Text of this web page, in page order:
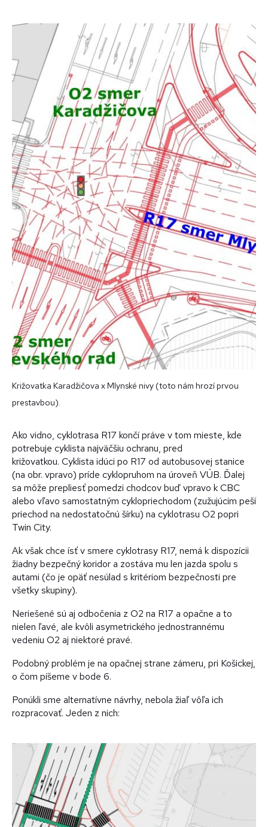
Križovatka Karadžičova x Mlynské nivy (toto nám hrozí prvou
prestavbou).
Ako vidno, cyklotrasa R17 končí práve v tom mieste, kde
potrebuje cyklista najväčšiu ochranu, pred
križovatkou. Cyklista idúci po R17 od autobusovej stanice
(na obr. vpravo) príde cyklopruhom na úroveň VÚB. Ďalej
sa môže prepliesť pomedzi chodcov buď vpravo k CBC
alebo vľavo samostatným cyklopriechodom (zužujúcim peší
priechod na nedostatočnú šírku) na cyklotrasu O2 popri
Twin City.
Ak však chce ísť v smere cyklotrasy R17, nemá k dispozícii
žiadny bezpečný koridor a zostáva mu len jazda spolu s
autami (čo je opäť nesúlad s kritériom bezpečnosti pre
všetky skupiny).
Neriešené sú aj odbočenia z O2 na R17 a opačne a to
nielen ľavé, ale kvôli asymetrického jednostrannému
vedeniu O2 aj niektoré pravé.
Podobný problém je na opačnej strane zámeru, pri Košickej,
o čom píšeme v bode 6.
Ponúkli sme alternatívne návrhy, nebola žiaľ vôľa ich
rozpracovať. Jeden z nich: